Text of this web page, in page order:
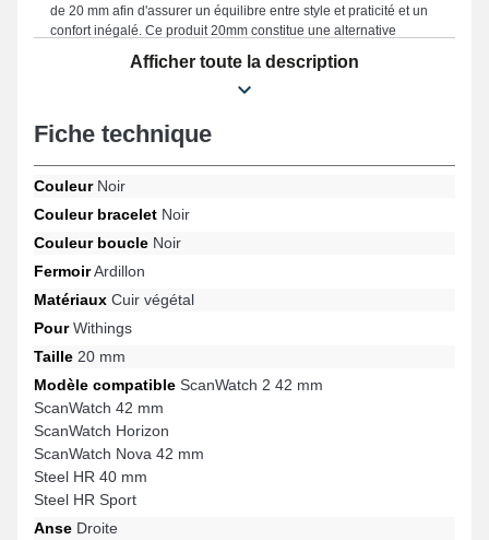
de 20 mm afin d'assurer un équilibre entre style et praticité et un
confort inégalé. Ce produit 20mm constitue une alternative
donné qu'il est robuste. Mêlant qualité exceptionnelle et praticité
dans le but de répondre aux envies des adeptes de confort, le
votre garde-robe. Pensé afin de s'harmoniser idéalement pour les
modèles ScanWatch Horizon, ScanWatch 2 42 mm, Steel HR 40
mm, Steel HR Sport, ScanWatch 42 mm, ScanWatch Nova 42 mm
par exemple de la marque Withings, cette fermeture garantit une
attache ardillon solide et une ergonomie parfaite. Avec l'aide de
combine parfaitement à une variété de références populaires
idéal en toutes circonstances.
Afficher toute la description
Fiche technique
CouleurNoir
Couleur bracelet Noir
Couleur boucle Noir
FermoirArdillon
Matériaux Cuir végétal
PourWithings
Taille 20 mm
Modèle compatible ScanWatch 2 42 mm
ScanWatch 42 mm
ScanWatch Horizon
ScanWatch Nova 42 mm
Steel HR 40 mm
Steel HR Sport
Anse Droite